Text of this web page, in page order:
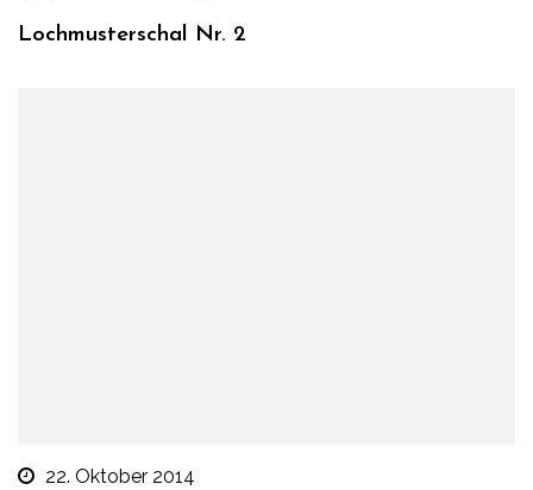
Lochmusterschal Nr. 2
22. Oktober 2014